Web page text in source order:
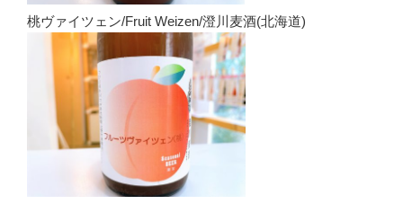
桃ヴァイツェン/Fruit Weizen/澄川麦酒(北海道)